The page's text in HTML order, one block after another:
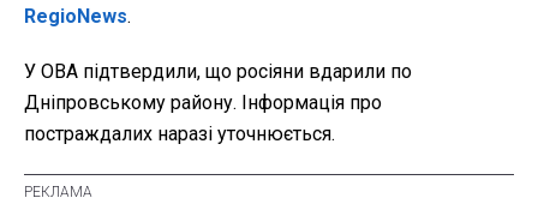
RegioNews.
У ОВА підтвердили, що росіяни вдарили по
Дніпровському району. Інформація про
постраждалих наразі уточнюється.